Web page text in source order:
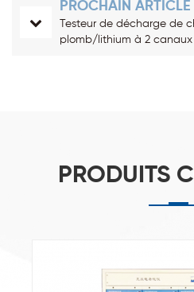
PROCHAIN ARTICLE
Testeur de décharge de
plomb/lithium à 2
PRODUITS